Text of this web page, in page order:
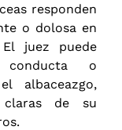
responden
o dolosa en
juez puede
o
albaceazgo,
claras de su